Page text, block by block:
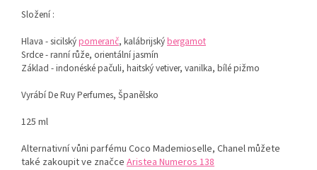
Složení :
Hlava - sicilskýpomeranč, kalábrijskýbergamot
Srdce - ranní růže, orientální jasmín
Základ - indonéské pačuli, haitský vetiver, vanilka, bílé pižmo
Vyrábí De Ruy Perfumes, Španělsko
125 ml
Alternativní vůni parfému Coco Mademioselle, Chanel můžete
také zakoupit ve značce Aristea Numeros 138